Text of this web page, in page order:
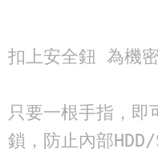
扣上安全鈕 為機
只要一根手指，即
鎖，防止內部